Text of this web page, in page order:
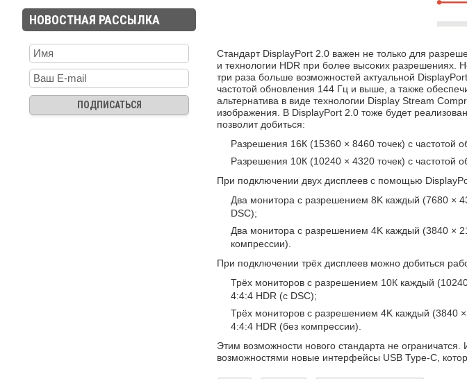
НОВОСТНАЯ РАССЫЛКА
Стандарт DisplayPort 2.0 важен не только для
и технологии HDR при более высоких разрешениях.
три раза больше возможностей актуальной
частотой обновления 144 Гц и выше, а также
альтернатива в виде технологии Display Stream
изображения. В DisplayPort 2.0 тоже будет
позволит добиться:
Разрешения 16К (15360 × 8460 точек) с частотой
Разрешения 10К (10240 × 4320 точек) с частотой
При подключении двух дисплеев с помощью
Два монитора с разрешением 8K каждый (7680 ×
DSC);
Два монитора с разрешением 4K каждый (3840 ×
компрессии).
При подключении трёх дисплеев можно добиться
Трёх мониторов с разрешением 10К каждый
4:4:4 HDR (с DSC);
Трёх мониторов с разрешением 4K каждый (3840
4:4:4 HDR (без компрессии).
Этим возможности нового стандарта не
возможностями новые интерфейсы USB Type-C,